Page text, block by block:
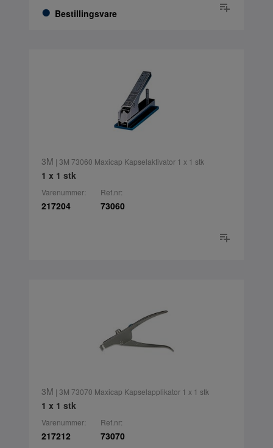
Bestillingsvare
3M | 3M 73060 Maxicap Kapselaktivator 1 x 1 stk
1 x 1 stk
Varenummer:
217204
Ref.nr:
73060
3M | 3M 73070 Maxicap Kapselapplikator 1 x 1 stk
1 x 1 stk
Varenummer:
217212
Ref.nr:
73070